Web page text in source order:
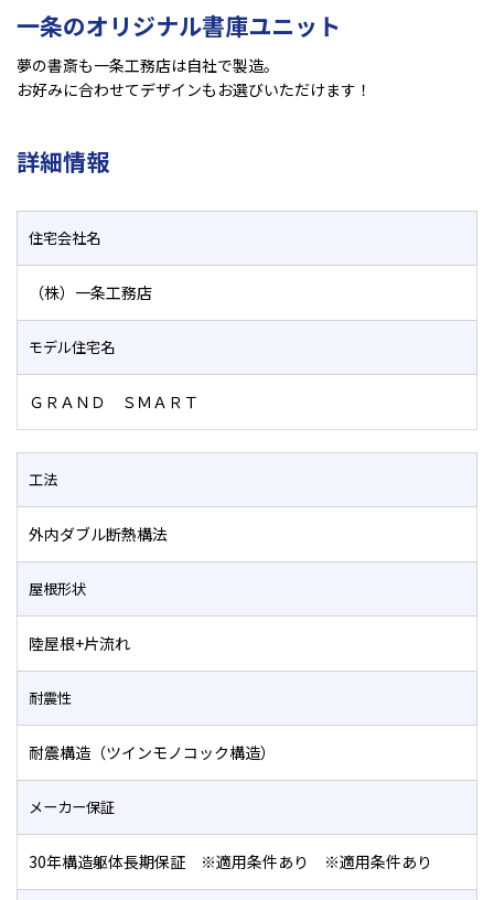
一条のオリジナル書庫ユニット
夢の書斎も一条工務店は自社で製造。
お好みに合わせてデザインもお選びいただけます！
詳細情報
住宅会社名
（株）一条工務店
モデル住宅名
ＧＲＡＮＤ ＳＭＡＲＴ
工法
外内ダブル断熱構法
屋根形状
陸屋根+片流れ
耐震性
耐震構造（ツインモノコック構造）
メーカー保証
30年構造躯体長期保証 ※適用条件あり ※適用条件あり